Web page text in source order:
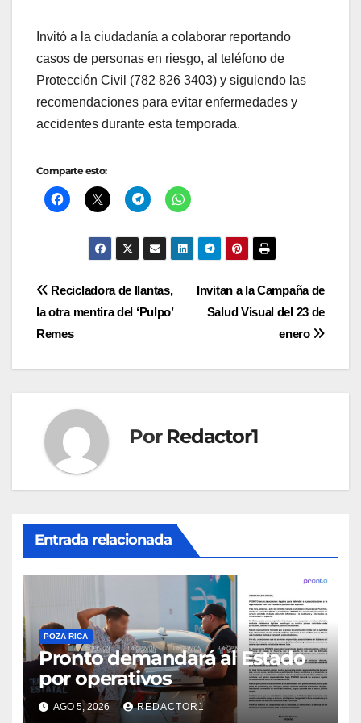
Invitó a la ciudadanía a colaborar reportando
casos de personas en riesgo, al teléfono de
Protección Civil (782 826 3403) y siguiendo las
recomendaciones para evitar enfermedades y
accidentes durante esta temporada.
Comparte esto:
Navegación
de
entradas
Invitan a la Campaña de
Salud Visual del 23 de
enero
Recicladora de llantas,
la otra mentira del ‘Pulpo’
Remes
Por Redactor1
Entrada relacionada
POZA RICA
Pronto demandará al Estado
por operativos
AGO 5, 2026 REDACTOR1